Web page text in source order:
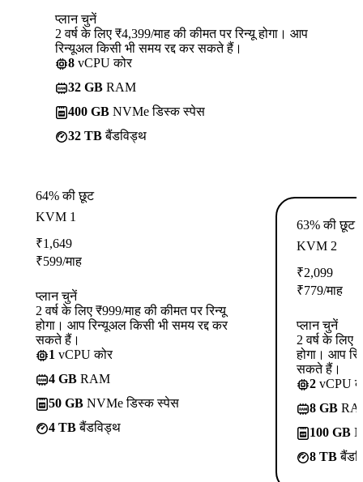
प्लान चुनें
2 वर्ष के लिए ₹4,399/माह की कीमत पर रिन्यू होगा। आप
रिन्यूअल किसी भी समय रद्द कर सकते हैं।
8 vCPU कोर
32 GB RAM
400 GB NVMe डिस्क स्पेस
32 TBबैंडविड्थ
64% की छूट
KVM 1
₹1,649
₹599/माह
प्लान चुनें
2 वर्ष के लिए ₹999/माह की कीमत पर रिन्यू
होगा। आप रिन्यूअल किसी भी समय रद्द कर
सकते हैं।
1 vCPU कोर
4 GB RAM
50 GB NVMe डिस्क स्पेस
4 TBबैंडविड्थ
63% की छूट
KVM 2
₹2,099
₹779/माह
प्लान चुनें
2 वर्ष के लिए
होगा। आप
सकते हैं।
2 vCPU
8 GB
100 GB
8 TB